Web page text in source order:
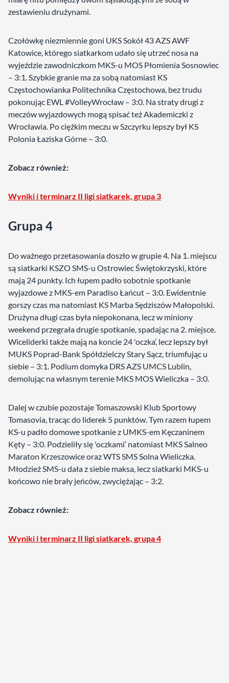
zestawieniu drużynami.
Czołówkę niezmiennie goni UKS Sokół 43 AZS AWF
Katowice, którego siatkarkom udało się utrzeć nosa na
wyjeździe zawodniczkom MKS-u MOS Płomienia Sosnowiec
– 3:1. Szybkie granie ma za sobą natomiast KS
Częstochowianka Politechnika Częstochowa, bez trudu
pokonując EWL #VolleyWrocław – 3:0. Na straty drugi z
meczów wyjazdowych mogą spisać też Akademiczki z
Wrocławia. Po ciężkim meczu w Szczyrku lepszy był KS
Polonia Łaziska Górne – 3:0.
Zobacz również:
Wyniki i terminarz II ligi siatkarek, grupa 3
Grupa 4
Do ważnego przetasowania doszło w grupie 4. Na 1. miejscu
są siatkarki KSZO SMS-u Ostrowiec Świętokrzyski, które
mają 24 punkty. Ich łupem padło sobotnie spotkanie
wyjazdowe z MKS-em Paradiso Łańcut – 3:0. Ewidentnie
gorszy czas ma natomiast KS Marba Sędziszów Małopolski.
Drużyna długi czas była niepokonana, lecz w miniony
weekend przegrała drugie spotkanie, spadając na 2. miejsce.
Wiceliderki także mają na koncie 24 'oczka’, lecz lepszy był
MUKS Poprad-Bank Spółdzielczy Stary Sącz, triumfując u
siebie – 3:1. Podium domyka DRS AZS UMCS Lublin,
demolując na własnym terenie MKS MOS Wieliczka – 3:0.
Dalej w czubie pozostaje Tomaszowski Klub Sportowy
Tomasovia, tracąc do liderek 5 punktów. Tym razem łupem
KS-u padło domowe spotkanie z UMKS-em Kęczaninem
Kęty – 3:0. Podzieliły się 'oczkami’ natomiast MKS Salneo
Maraton Krzeszowice oraz WTS SMS Solna Wieliczka.
Młodzież SMS-u dała z siebie maksa, lecz siatkarki MKS-u
końcowo nie brały jeńców, zwyciężając – 3:2.
Zobacz również:
Wyniki i terminarz II ligi siatkarek, grupa 4